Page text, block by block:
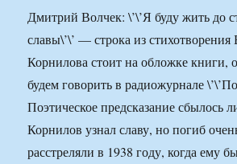
Дмитрий Волчек: \’\’Я буду жить до
славы\’\’ — строка из стихотворения
Корнилова стоит на обложке книги,
будем говорить в радиожурнале
Поэтическое предсказание сбылось
Корнилов узнал славу, но погиб
расстреляли в 1938 году, когда ему